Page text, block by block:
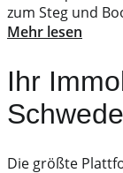
zum Steg und
Mehr lesen
Ihr
Die größte